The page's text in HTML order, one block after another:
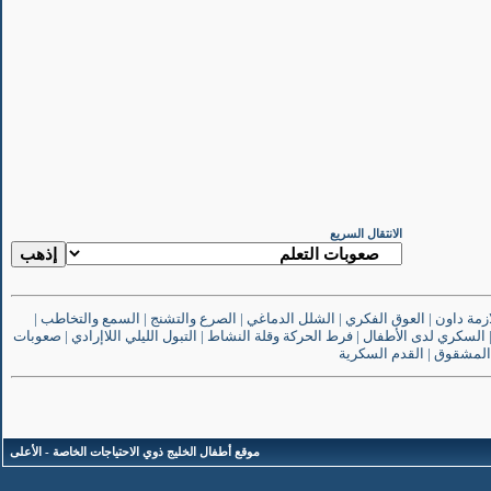
الانتقال السريع
داون | العوق الفكري | الشلل الدماغي | الصرع والتشنج | السمع والتخاطب |
السكري لدى الأطفال | فرط الحركة وقلة النشاط | التبول الليلي اللاإرادي | صعوبات
| القدم السكرية
موقع أطفال الخليج ذوي الاحتياجات الخاصة - الأعلى